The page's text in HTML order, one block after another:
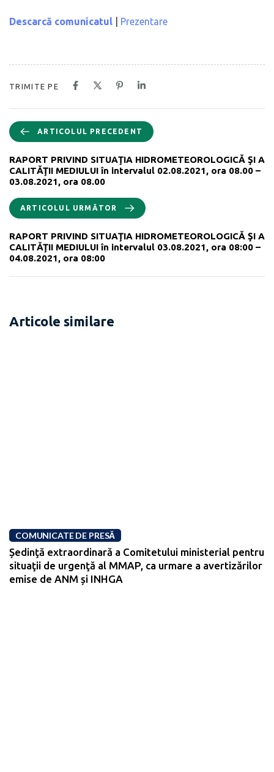
Descarcă comunicatul Prezentare
TRIMITE PE
ARTICOLUL PRECEDENT
RAPORT PRIVIND SITUAŢIA HIDROMETEOROLOGICĂ ŞI A
CALITĂŢII MEDIULUI în intervalul 02.08.2021, ora 08.00 –
03.08.2021, ora 08.00
ARTICOLUL URMĂTOR
RAPORT PRIVIND SITUAŢIA HIDROMETEOROLOGICĂ ŞI A
CALITĂŢII MEDIULUI în intervalul 03.08.2021, ora 08:00 –
04.08.2021, ora 08:00
Articole similare
COMUNICATE DE PRESĂ
Ședinţă extraordinară a Comitetului ministerial pentru
situaţii de urgenţă al MMAP, ca urmare a avertizărilor
emise de ANM și INHGA